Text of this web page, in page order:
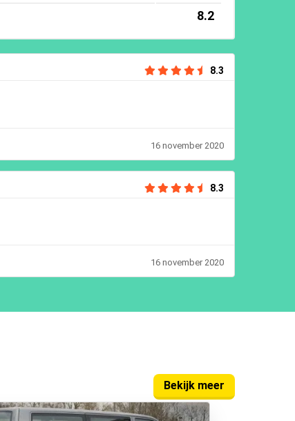
8.2
8.3
16 november 2020
8.3
16 november 2020
Bekijk meer